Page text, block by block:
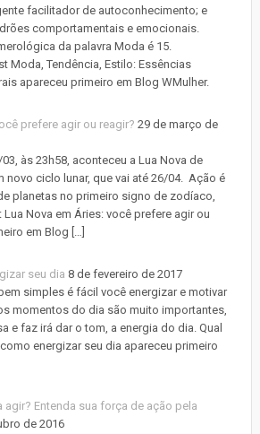
facilitador de autoconhecimento; e
comportamentais e emocionais.
da palavra Moda é 15.
Moda, Tendência, Estilo: Essências
apareceu primeiro em Blog WMulher.
prefere agir ou reagir? 29 de março de
às 23h58, aconteceu a Lua Nova de
novo ciclo lunar, que vai até 26/04. Ação é
planetas no primeiro signo de zodíaco,
Nova em Áries: você prefere agir ou
em Blog […]
seu dia 8 de fevereiro de 2017
simples é fácil você energizar e motivar
momentos do dia são muito importantes,
e faz irá dar o tom, a energia do dia. Qual
energizar seu dia apareceu primeiro
agir? Entenda sua força de ação pela
de 2016